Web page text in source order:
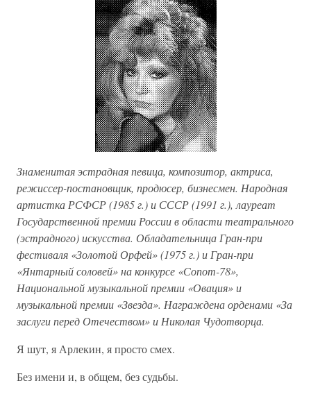
Знаменитая эстрадная певица, композитор, актриса,
режиссер-постановщик, продюсер, бизнесмен. Народная
артистка РСФСР (1985 г.) и СССР (1991 г.), лауреат
Государственной премии России в области театрального
(эстрадного) искусства. Обладательница Гран-при
фестиваля «Золотой Орфей» (1975 г.) и Гран-при
«Янтарный соловей» на конкурсе «Сопот-78»,
Национальной музыкальной премии «Овация» и
музыкальной премии «Звезда». Награждена орденами «За
заслуги перед Отечеством» и Николая Чудотворца.
Я шут, я Арлекин, я просто смех.
Без имени и, в общем, без судьбы.